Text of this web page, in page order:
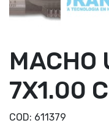
MACHO
7X1.00
COD: 611379